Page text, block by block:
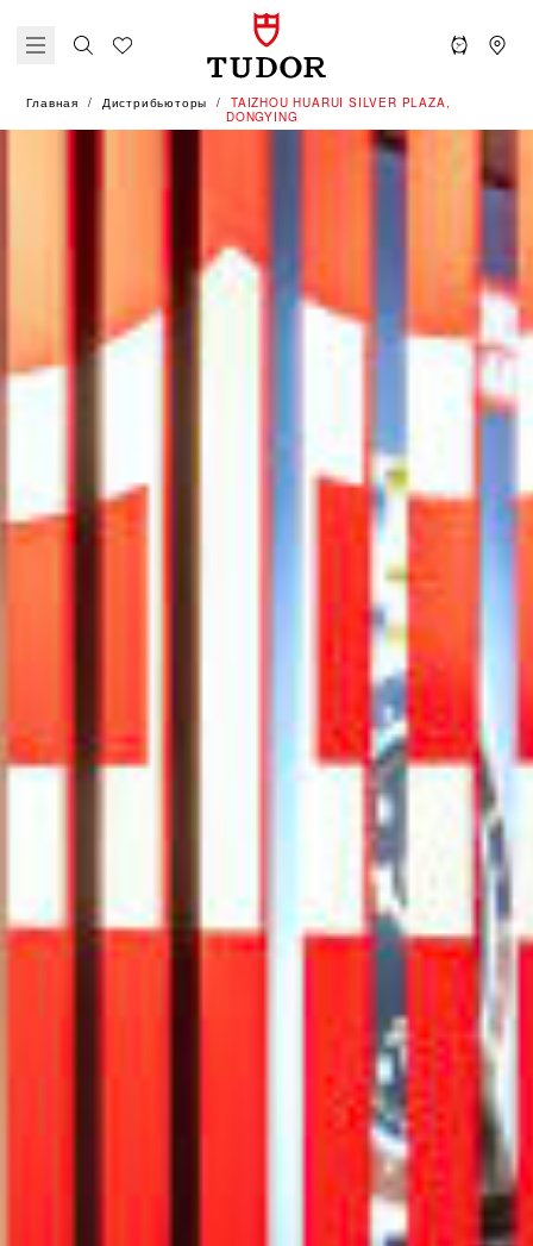
Главная Дистрибьюторы
‭TAIZHOU HUARUI SILVER PLAZA,
DONGYING‬